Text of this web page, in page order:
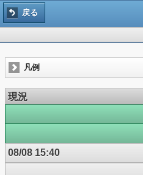
戻る
凡例
現況
08/08 15:40